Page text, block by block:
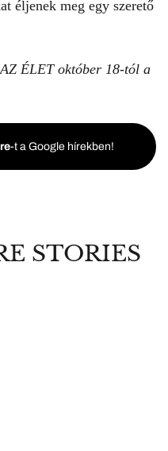
éljenek meg egy szerető
ÉLET október 18-tól a
-t a Google hírekben!
STORIES